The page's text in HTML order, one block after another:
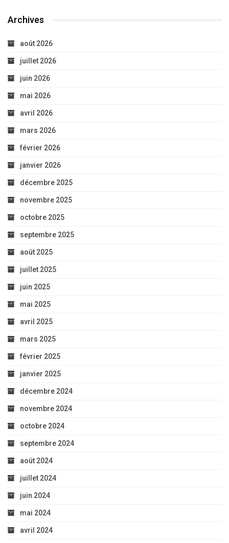
Archives
août 2026
juillet 2026
juin 2026
mai 2026
avril 2026
mars 2026
février 2026
janvier 2026
décembre 2025
novembre 2025
octobre 2025
septembre 2025
août 2025
juillet 2025
juin 2025
mai 2025
avril 2025
mars 2025
février 2025
janvier 2025
décembre 2024
novembre 2024
octobre 2024
septembre 2024
août 2024
juillet 2024
juin 2024
mai 2024
avril 2024